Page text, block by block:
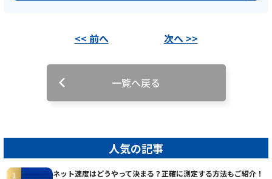
人気の記事
ネット速度はどうやって決まる？正確に測定する方法もご紹介！
<< 前へ 次へ >>
一覧へ戻る